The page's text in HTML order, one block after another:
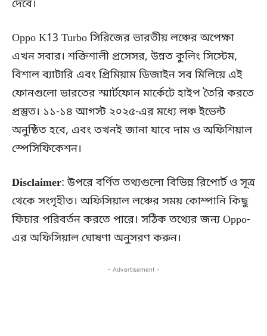
দেবে।
Oppo K13 Turbo সিরিজের ভারতীয় লঞ্চের অপেক্ষা
এখন সবার। শক্তিশালী প্রসেসর, উন্নত কুলিং সিস্টেম,
বিশাল ব্যাটারি এবং প্রিমিয়াম ডিজাইন সব মিলিয়ে এই
ফোনগুলো ভারতের স্মার্টফোন মার্কেটে হাইপ তৈরি করতে
প্রস্তুত। ১১-১৪ আগস্ট ২০২৫-এর মধ্যে লঞ্চ ইভেন্ট
অনুষ্ঠিত হবে, এবং তখনই জানা যাবে দাম ও অফিশিয়াল
স্পেসিফিকেশন।
Disclaimer: উপরে বর্ণিত তথ্যগুলো বিভিন্ন রিপোর্ট ও সূত্র
থেকে সংগৃহীত। অফিসিয়াল লঞ্চের সময় কোম্পানি কিছু
ফিচার পরিবর্তন করতে পারে। সঠিক তথ্যের জন্য Oppo-
এর অফিসিয়াল ঘোষণা অনুসরণ করুন।
- Advertisement -